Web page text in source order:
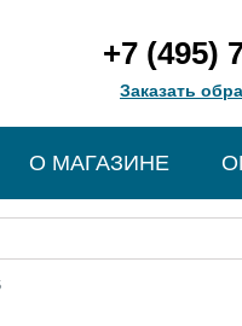
+7 (495)
Заказать
О МАГАЗИНЕ